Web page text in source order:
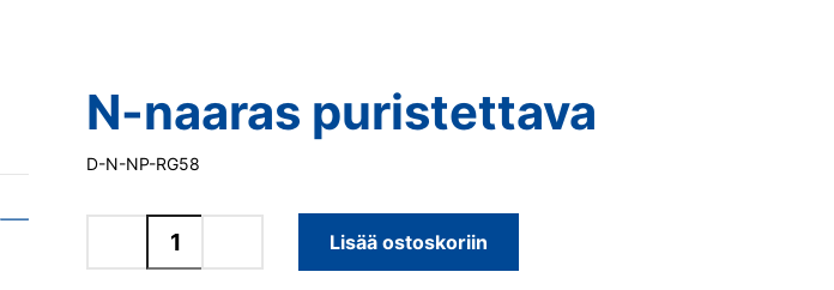
N-naaras puristettava
D-N-NP-RG58
Lisää ostoskoriin